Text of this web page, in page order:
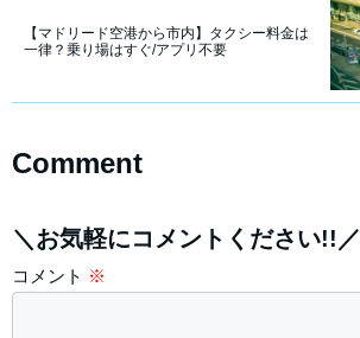
【マドリード空港から市内】タクシー料金は
一律？乗り場はすぐ/アプリ不要
Comment
＼お気軽にコメントください!!／
コメント ※